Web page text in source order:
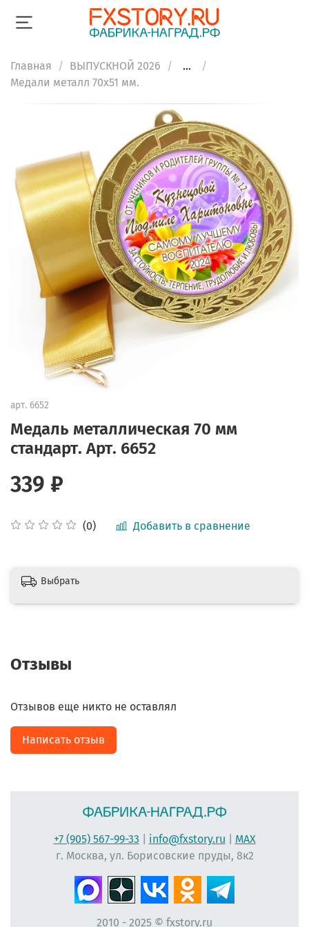
Главная ВЫПУСКНОЙ 2026
...
Медали металл 70х51 мм.
арт. 6652
Медаль металлическая 70 мм
стандарт. Арт. 6652
(0) Добавить в сравнение
339 ₽
Выбрать
Отзывы
Отзывов еще никто не оставлял
Написать отзыв
+7 (905) 567-99-33 info@fxstory.ru
MAX
г. Москва, ул. Борисовские пруды, 8к2
2010 - 2025 © fxstory.ru